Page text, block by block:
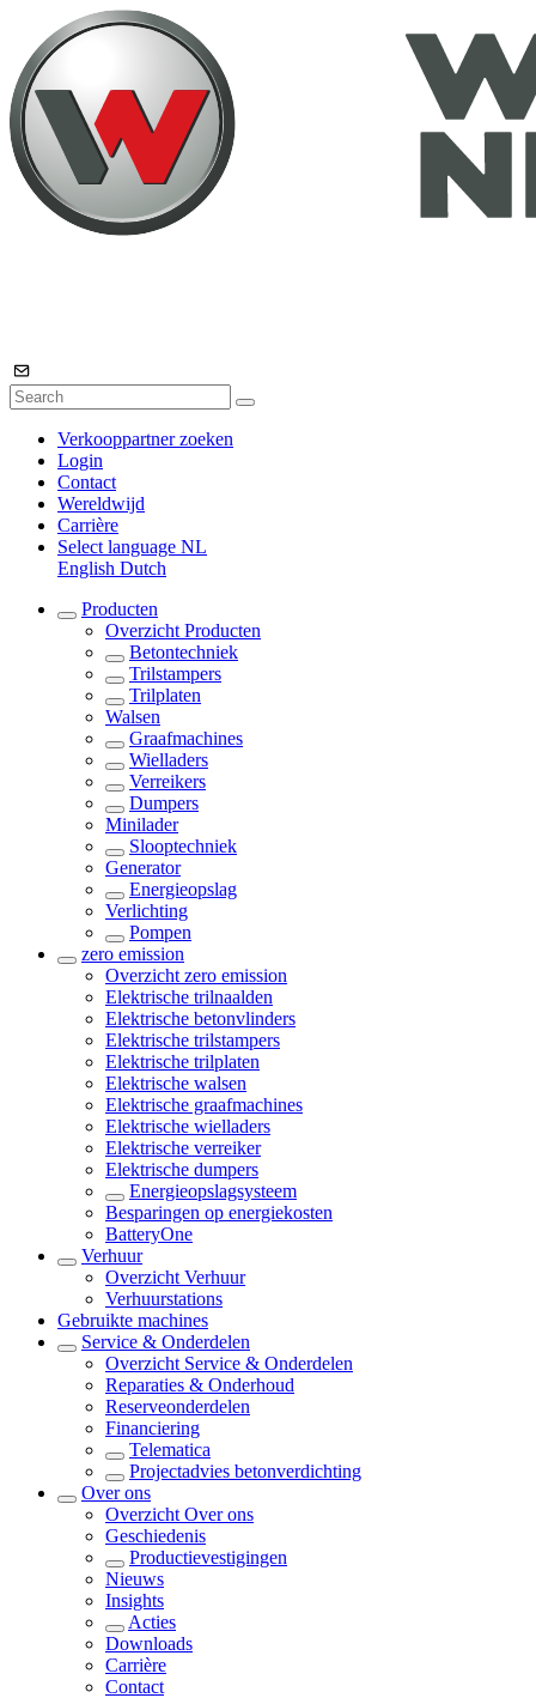
Verkooppartner zoeken
Login
Contact
Wereldwijd
Carrière
Select language NL
English Dutch
Producten
Overzicht Producten
Betontechniek
Trilstampers
Trilplaten
Walsen
Graafmachines
Wielladers
Verreikers
Dumpers
Minilader
Slooptechniek
Generator
Energieopslag
Verlichting
Pompen
zero emission
Overzicht zero emission
Elektrische trilnaalden
Elektrische betonvlinders
Elektrische trilstampers
Elektrische trilplaten
Elektrische walsen
Elektrische graafmachines
Elektrische wielladers
Elektrische verreiker
Elektrische dumpers
Energieopslagsysteem
Besparingen op energiekosten
BatteryOne
Verhuur
Overzicht Verhuur
Verhuurstations
Gebruikte machines
Service & Onderdelen
Overzicht Service & Onderdelen
Reparaties & Onderhoud
Reserveonderdelen
Financiering
Telematica
Projectadvies betonverdichting
Over ons
Overzicht Over ons
Geschiedenis
Productievestigingen
Nieuws
Insights
Acties
Downloads
Carrière
Contact